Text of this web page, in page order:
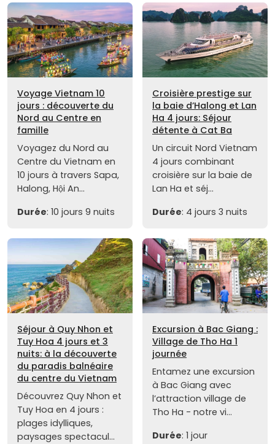
Voyage Vietnam 10
jours : découverte du
Nord au Centre en
famille
Voyagez du Nord au
Centre du Vietnam en
10 jours à travers Sapa,
Halong, Hội An...
Durée: 10 jours 9 nuits
Croisière prestige sur
la baie d’Halong et Lan
Ha 4 jours: Séjour
détente à Cat Ba
Un circuit Nord Vietnam
4 jours combinant
croisière sur la baie de
Lan Ha et séj...
Durée: 4 jours 3 nuits
Séjour à Quy Nhon et
Tuy Hoa 4 jours et 3
nuits: à la découverte
du paradis balnéaire
du centre du Vietnam
Découvrez Quy Nhon et
Tuy Hoa en 4 jours :
plages idylliques,
paysages spectacul...
Excursion à Bac Giang :
Village de Tho Ha 1
journée
Entamez une excursion
à Bac Giang avec
l’attraction village de
Tho Ha - notre vi...
Durée: 1 jour